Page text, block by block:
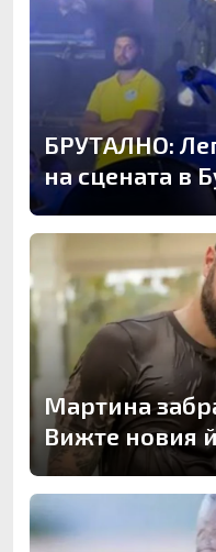
БРУТАЛНО:
на сцената в
Мартина
Вижте новия